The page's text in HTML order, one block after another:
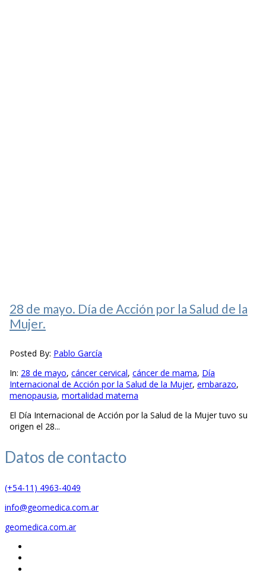
28 de mayo. Día de Acción por la Salud de la
Mujer.
Posted By: Pablo García
In: 28 de mayo, cáncer cervical, cáncer de mama, Día
Internacional de Acción por la Salud de la Mujer, embarazo,
menopausia, mortalidad materna
El Día Internacional de Acción por la Salud de la Mujer tuvo su
origen el 28...
Datos de contacto
(+54-11) 4963-4049
info@geomedica.com.ar
geomedica.com.ar